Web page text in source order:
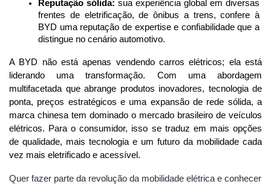
Reputação sólida: sua experiência global em diversas
frentes de eletrificação, de ônibus a trens, confere à
BYD uma reputação de expertise e confiabilidade que a
distingue no cenário automotivo.
A BYD não está apenas vendendo carros elétricos; ela está
liderando uma transformação. Com uma abordagem
multifacetada que abrange produtos inovadores, tecnologia de
ponta, preços estratégicos e uma expansão de rede sólida, a
marca chinesa tem dominado o mercado brasileiro de veículos
elétricos. Para o consumidor, isso se traduz em mais opções
de qualidade, mais tecnologia e um futuro da mobilidade cada
vez mais eletrificado e acessível.
Quer fazer parte da revolução da mobilidade elétrica e conhecer